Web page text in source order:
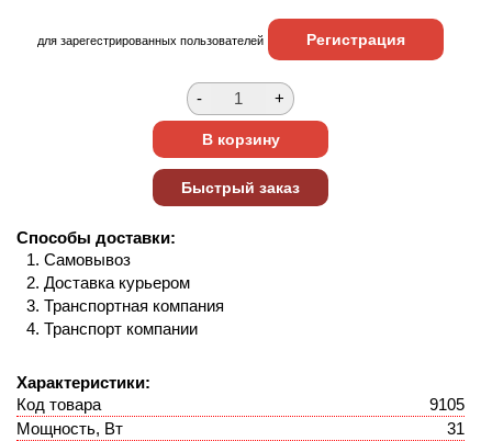
для зарегестрированных пользователей Регистрация
Способы доставки:
Самовывоз
Доставка курьером
Транспортная компания
Транспорт компании
Характеристики:
Код товара
9105
Мощность, Вт
31